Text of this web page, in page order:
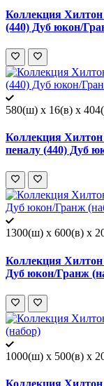
Коллекция
(440) Дуб юкон/
580(ш) x 16(в) x
Коллекция
пеналу (440) Дуб
1300(ш) x 600(в) x
Коллекция
Дуб юкон/Гранж
1000(ш) x 500(в) x